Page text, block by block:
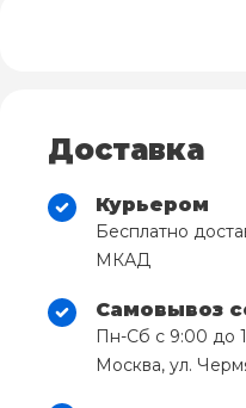
Доставка
Курьером
Бесплатно
МКАД
Самовывоз
Пн-Сб с 9:00 до
Москва, ул.